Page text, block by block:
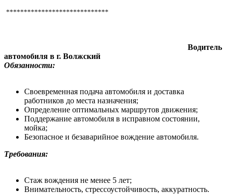
*****************************
Водитель
автомобиля в г. Волжский
Обязанности:
Своевременная подача автомобиля и доставка
работников до места назначения;
Определение оптимальных маршрутов движения;
Поддержание автомобиля в исправном состоянии,
мойка;
Безопасное и безаварийное вождение автомобиля.
Требования:
Стаж вождения не менее 5 лет;
Внимательность, стрессоустойчивость, аккуратность.